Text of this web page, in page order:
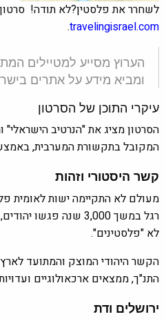
לשחרר את פלסטין?לא תודה! סרטון
travelingisrael.com
.
הערוץ מסייע למטיילים
ומביא מידע על אתרים
עיקרי התוכן של הסרטון
הסרטון מציג את "הנרטיב הישראלי"
המקובל בתקשורת המערבית,
קשר היסטורי וזהות
רגל במשך 3,000 שנה פגשו
לא "פלסטינים".
הקשר היהודי המוצק והמתועד
התנ"ך, ממצאים ארכאולוגיים ועדויות
ירושלים ודת